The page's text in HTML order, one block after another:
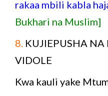
rakaa mbili kabla
Bukhari na Muslim]
8. KUJIEPUSHA
VIDOLE
Kwa kauli yake